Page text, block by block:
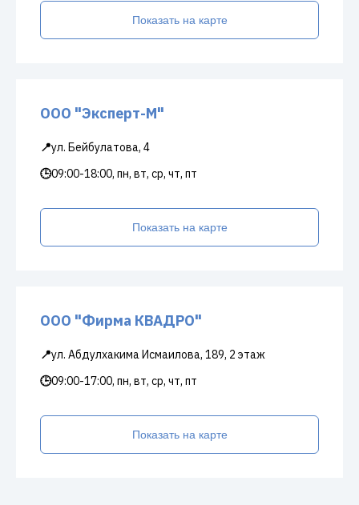
Показать на карте
ООО "Эксперт-М"
📍ул. Бейбулатова, 4
🕒09:00-18:00, пн, вт, ср, чт, пт
Показать на карте
ООО "Фирма КВАДРО"
📍ул. Абдулхакима Исмаилова, 189, 2 этаж
🕒09:00-17:00, пн, вт, ср, чт, пт
Показать на карте